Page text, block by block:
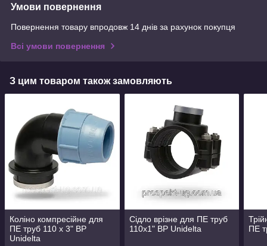
Умови повернення
Повернення товару впродовж 14 днів за рахунок покупця
Всі умови повернення
З цим товаром також замовляють
Коліно компресійне для
ПЕ труб 110 х 3" ВР
Unidelta
Сідло врізне для ПЕ труб
110х1" ВР Unidelta
ПЕ